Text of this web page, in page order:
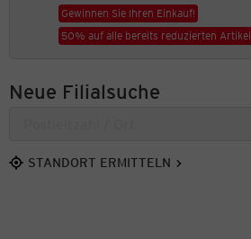
Gewinnen Sie Ihren Einkauf!
50% auf alle bereits reduzierten Artikel
Neue Filialsuche
STANDORT ERMITTELN